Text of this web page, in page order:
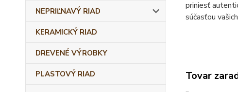
NEPRIĽNAVÝ RIAD
KERAMICKÝ RIAD
DREVENÉ VÝROBKY
PLASTOVÝ RIAD
priniesť
súčasťou
Tovar